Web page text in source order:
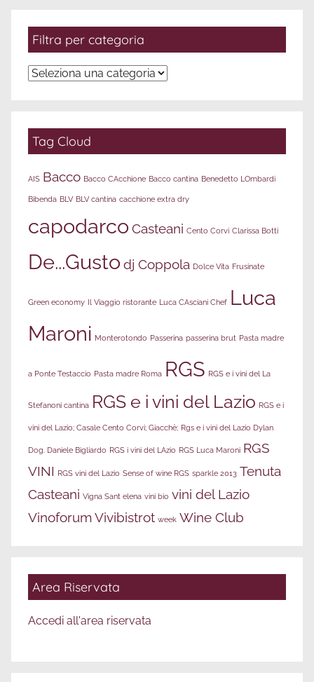
Filtra per categoria
Filtra
Tag Cloud
AIS Bacco Bacco CAcchione Bacco cantina Benedetto LOmbardi
Bibenda BLV BLV cantina cacchione extra dry
capodarco Casteani Cento Corvi Clarissa Botti
De...Gusto dj Coppola Dolce Vita Frusinate
Green economy Il Viaggio ristorante Luca CAsciani Chef Luca
Maroni Monterotondo Passerina passerina brut Pasta madre
a Ponte Testaccio Pasta madre Roma RGS RGS e i vini del La
Stefanoni cantina RGS e i vini del Lazio RGS e i
vini del Lazio; Casale Cento Corvi; Giacchè; Rgs e i vini del Lazio Dylan
Dog. Daniele Bigliardo RGS i vini del LAzio RGS Luca Maroni RGS
VINI RGS vini del Lazio Sense of wine RGS sparkle 2013 Tenuta
Casteani Vigna Sant elena vini bio vini del Lazio
VinoforumVivibistrot week Wine Club
Area Riservata
Accedi all'area riservata